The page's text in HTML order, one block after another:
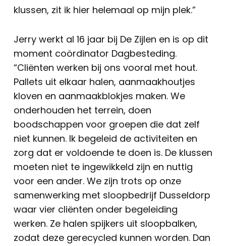
klussen, zit ik hier helemaal op mijn plek.”
Jerry werkt al 16 jaar bij De Zijlen en is op dit
moment coördinator Dagbesteding.
“Cliënten werken bij ons vooral met hout.
Pallets uit elkaar halen, aanmaakhoutjes
kloven en aanmaakblokjes maken. We
onderhouden het terrein, doen
boodschappen voor groepen die dat zelf
niet kunnen. Ik begeleid de activiteiten en
zorg dat er voldoende te doen is. De klussen
moeten niet te ingewikkeld zijn en nuttig
voor een ander. We zijn trots op onze
samenwerking met sloopbedrijf Dusseldorp
waar vier cliënten onder begeleiding
werken. Ze halen spijkers uit sloopbalken,
zodat deze gerecycled kunnen worden. Dan